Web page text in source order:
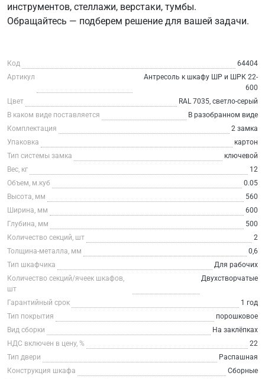
инструментов, стеллажи, верстаки, тумбы.
Обращайтесь — подберем решение для вашей задачи.
Код
64404
Артикул
Антресоль к шкафу ШР и ШРК 22-
600
Цвет
RAL 7035, светло-серый
В каком виде поставляется
В разобранном виде
Комплектация
2 замка
Упаковка
картон
Тип системы замка
ключевой
Вес, кг
12
Объем, м.куб
0.05
Высота, мм
560
Ширина, мм
600
Глубина, мм
500
Количество секций, шт
2
Толщина-металла, мм
0,6
Тип шкафчика
Для рабочих
Количество секций/ячеек шкафов,
шт
Двухстворчатые
Гарантийный срок
1 год
Тип покрытия
порошковое
Вид сборки
На заклёпках
НДС включен в цену, %
22
Тип двери
Распашная
Конструкция шкафа
Сборные